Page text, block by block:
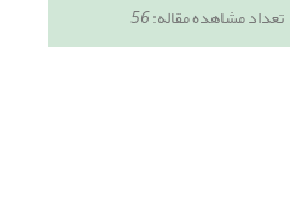
تعداد مشاهده مقاله:56